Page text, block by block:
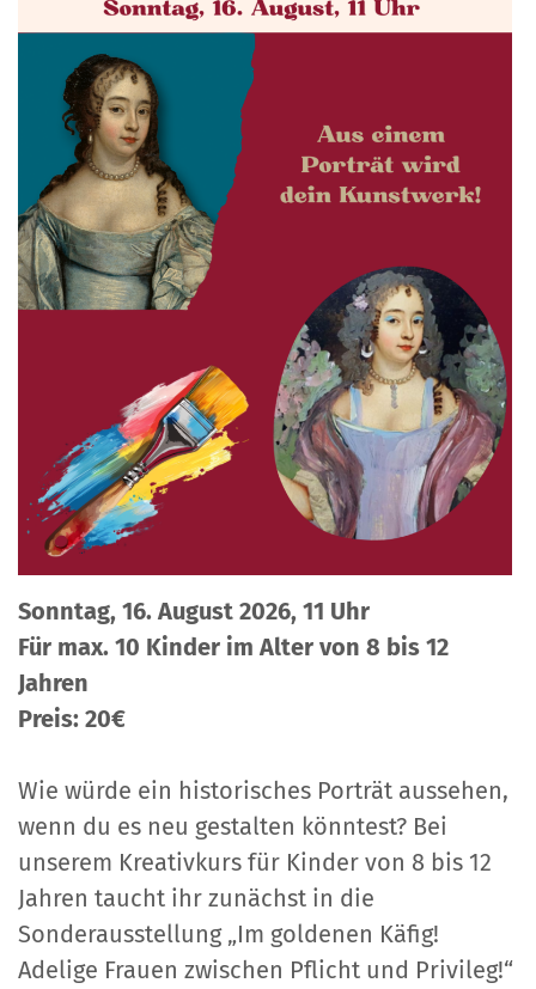
Sonntag, 16. August 2026, 11 Uhr
Für max. 10 Kinder im Alter von 8 bis 12
Jahren
Preis: 20€
Wie würde ein historisches Porträt aussehen,
wenn du es neu gestalten könntest? Bei
unserem Kreativkurs für Kinder von 8 bis 12
Jahren taucht ihr zunächst in die
Sonderausstellung „Im goldenen Käfig!
Adelige Frauen zwischen Pflicht und Privileg!“